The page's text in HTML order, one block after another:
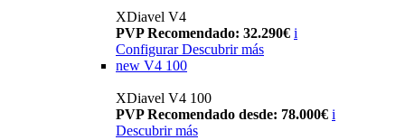
XDiavel V4
PVP Recomendado: 32.290€ i
Configurar Descubrir más
new V4 100
XDiavel V4 100
PVP Recomendado desde: 78.000€ i
Descubrir más